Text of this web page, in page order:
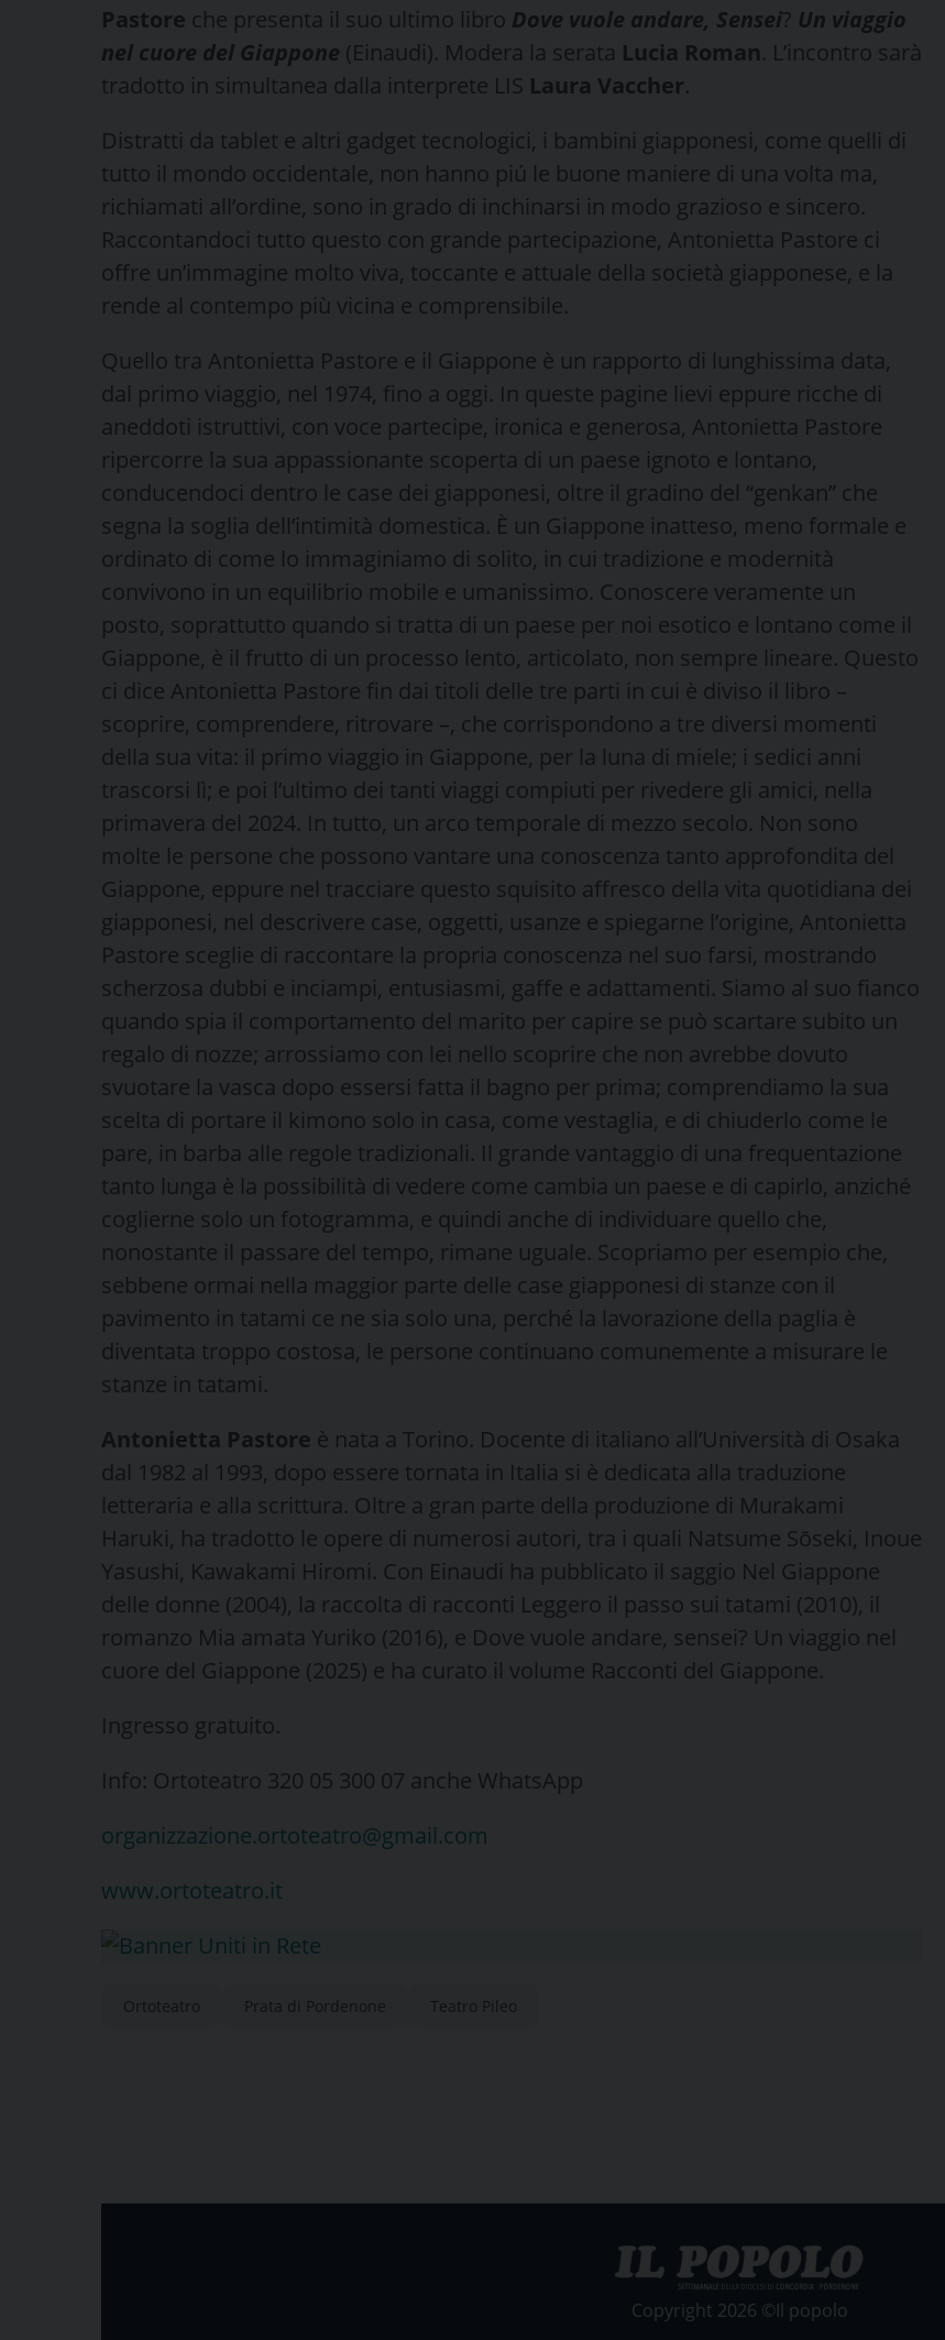
Pastore che presenta il suo ultimo libro Dove vuole andare, Sensei? Un viaggio
nel cuore del Giappone (Einaudi). Modera la serata Lucia Roman. L’incontro sarà
tradotto in simultanea dalla interprete LIS Laura Vaccher.
Distratti da tablet e altri gadget tecnologici, i bambini giapponesi, come quelli di
tutto il mondo occidentale, non hanno piú le buone maniere di una volta ma,
richiamati all’ordine, sono in grado di inchinarsi in modo grazioso e sincero.
Raccontandoci tutto questo con grande partecipazione, Antonietta Pastore ci
offre un’immagine molto viva, toccante e attuale della società giapponese, e la
rende al contempo più vicina e comprensibile.
Quello tra Antonietta Pastore e il Giappone è un rapporto di lunghissima data,
dal primo viaggio, nel 1974, fino a oggi. In queste pagine lievi eppure ricche di
aneddoti istruttivi, con voce partecipe, ironica e generosa, Antonietta Pastore
ripercorre la sua appassionante scoperta di un paese ignoto e lontano,
conducendoci dentro le case dei giapponesi, oltre il gradino del “genkan” che
segna la soglia dell’intimità domestica. È un Giappone inatteso, meno formale e
ordinato di come lo immaginiamo di solito, in cui tradizione e modernità
convivono in un equilibrio mobile e umanissimo. Conoscere veramente un
posto, soprattutto quando si tratta di un paese per noi esotico e lontano come il
Giappone, è il frutto di un processo lento, articolato, non sempre lineare. Questo
ci dice Antonietta Pastore fin dai titoli delle tre parti in cui è diviso il libro –
scoprire, comprendere, ritrovare –, che corrispondono a tre diversi momenti
della sua vita: il primo viaggio in Giappone, per la luna di miele; i sedici anni
trascorsi lì; e poi l’ultimo dei tanti viaggi compiuti per rivedere gli amici, nella
primavera del 2024. In tutto, un arco temporale di mezzo secolo. Non sono
molte le persone che possono vantare una conoscenza tanto approfondita del
Giappone, eppure nel tracciare questo squisito affresco della vita quotidiana dei
giapponesi, nel descrivere case, oggetti, usanze e spiegarne l’origine, Antonietta
Pastore sceglie di raccontare la propria conoscenza nel suo farsi, mostrando
scherzosa dubbi e inciampi, entusiasmi, gaffe e adattamenti. Siamo al suo fianco
quando spia il comportamento del marito per capire se può scartare subito un
regalo di nozze; arrossiamo con lei nello scoprire che non avrebbe dovuto
svuotare la vasca dopo essersi fatta il bagno per prima; comprendiamo la sua
scelta di portare il kimono solo in casa, come vestaglia, e di chiuderlo come le
pare, in barba alle regole tradizionali. Il grande vantaggio di una frequentazione
tanto lunga è la possibilità di vedere come cambia un paese e di capirlo, anziché
coglierne solo un fotogramma, e quindi anche di individuare quello che,
nonostante il passare del tempo, rimane uguale. Scopriamo per esempio che,
sebbene ormai nella maggior parte delle case giapponesi di stanze con il
pavimento in tatami ce ne sia solo una, perché la lavorazione della paglia è
diventata troppo costosa, le persone continuano comunemente a misurare le
stanze in tatami.
Antonietta Pastore è nata a Torino. Docente di italiano all’Università di Osaka
dal 1982 al 1993, dopo essere tornata in Italia si è dedicata alla traduzione
letteraria e alla scrittura. Oltre a gran parte della produzione di Murakami
Haruki, ha tradotto le opere di numerosi autori, tra i quali Natsume Sōseki, Inoue
Yasushi, Kawakami Hiromi. Con Einaudi ha pubblicato il saggio Nel Giappone
delle donne (2004), la raccolta di racconti Leggero il passo sui tatami (2010), il
romanzo Mia amata Yuriko (2016), e Dove vuole andare, sensei? Un viaggio nel
cuore del Giappone (2025) e ha curato il volume Racconti del Giappone.
Ingresso gratuito.
Info: Ortoteatro 320 05 300 07 anche WhatsApp
organizzazione.ortoteatro@gmail.com
www.ortoteatro.it
Ortoteatro Prata di Pordenone Teatro Pileo
Copyright 2026 ©Il popolo